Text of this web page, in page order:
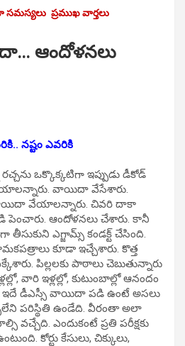
సమస్యలు ప్రముఖ వార్తలు
ఆందోళనలు
నష్టం ఎవరికి
రచ్చను ఒక్కొక్కటిగా ఇప్పుడు డీకోడ్
వాయిదా వేసేశారు.
వేయాలన్నారు. చివరి దాకా
పెంచారు. ఆందోళనలు చేశారు. కానీ
ఎగ్జామ్స్ కండక్ట్ చేసింది.
కూడా ఇచ్చేశారు. కొత్త
పిల్లలకు పాఠాలు చెబుతున్నారు
వారి ఇళ్లల్లో, కుటుంబాల్లో ఆనందం
డీఎస్సీ వాయిదా పడి ఉంటే అసలు
పరిస్థితి ఉండేది. వీరంతా అలా
వచ్చేది. ఎందుకంటే ప్రతి పరీక్షకు
కోర్టు కేసులు, చిక్కులు,